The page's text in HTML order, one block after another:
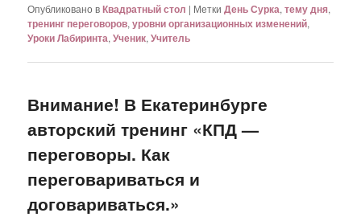
Опубликовано вКвадратный стол | Метки День Сурка,тему дня,
тренинг переговоров,уровни организационных изменений,
Уроки Лабиринта,Ученик,Учитель
Внимание! В Екатеринбурге
авторский тренинг «КПД —
переговоры. Как
переговариваться и
договариваться.»